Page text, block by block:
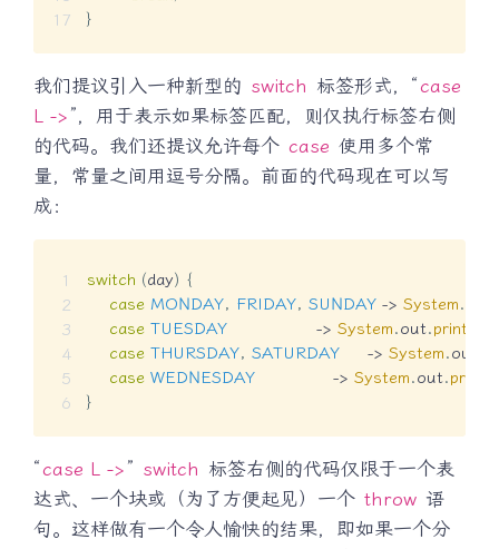
}
我们提议引入一种新型的 switch 标签形式，“case
L -> ”，用于表示如果标签匹配，则仅执行标签右侧
的代码。我们还提议允许每个 case 使用多个常
量，常量之间用逗号分隔。前面的代码现在可以写
成：
switch (day) {
case MONDAY, FRIDAY, SUNDAY -> System.
case TUESDAY -> System.out.println
case THURSDAY, SATURDAY -> System.out
case WEDNESDAY -> System.out.println
}
“case L -> ” switch 标签右侧的代码仅限于一个表
达式、一个块或（为了方便起见）一个 throw 语
句。这样做有一个令人愉快的结果，即如果一个分